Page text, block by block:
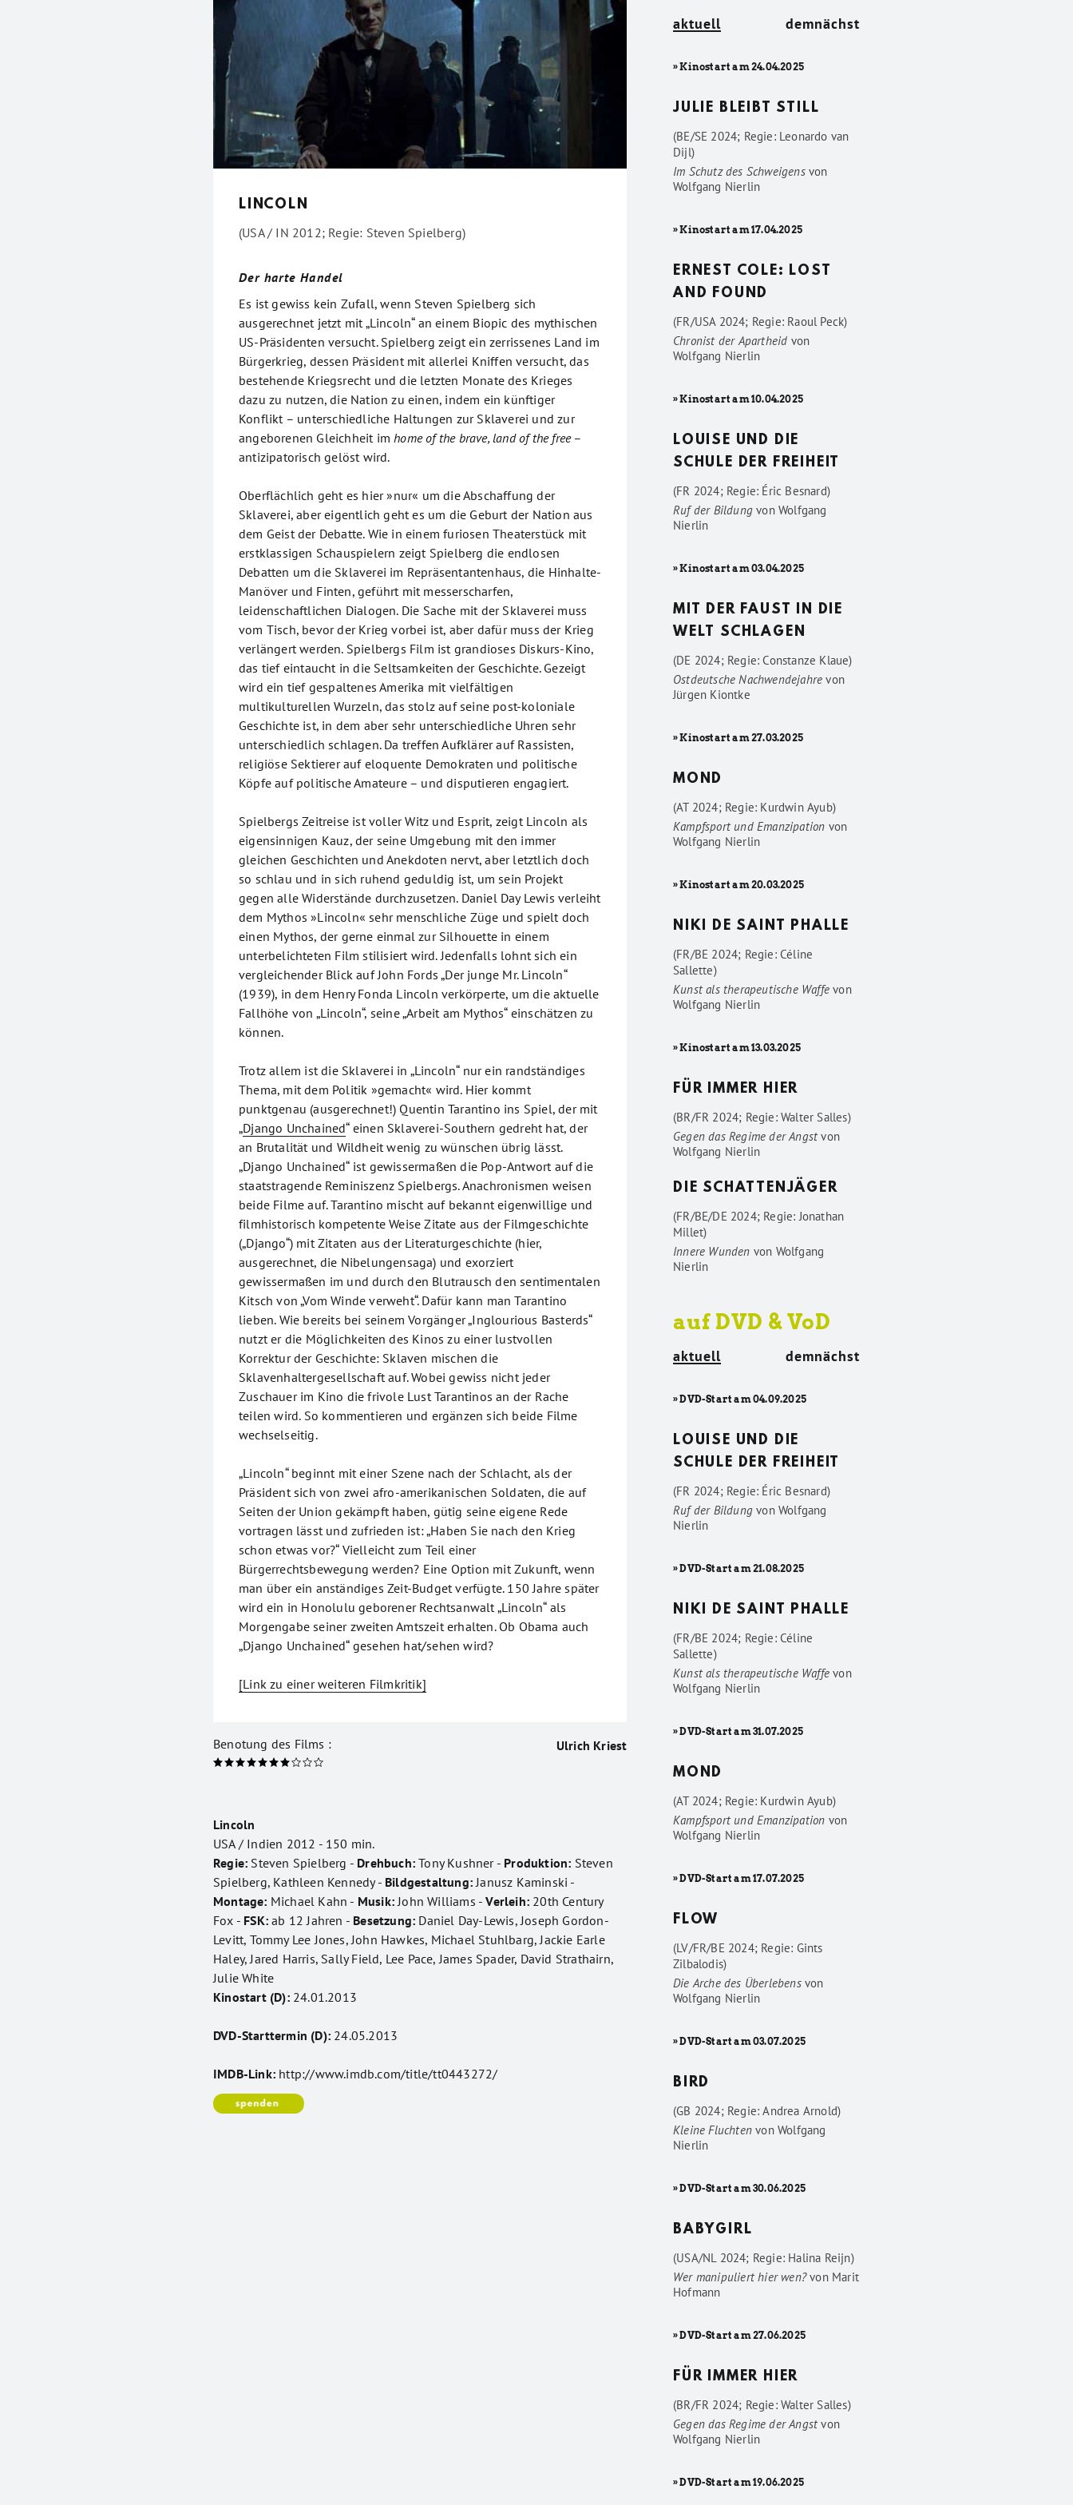
LINCOLN
(USA / IN 2012; Regie: Steven Spielberg)
Der harte Handel
Es ist gewiss kein Zufall, wenn Steven Spielberg sich
ausgerechnet jetzt mit „Lincoln“ an einem Biopic des mythischen
US-Präsidenten versucht. Spielberg zeigt ein zerrissenes Land im
Bürgerkrieg, dessen Präsident mit allerlei Kniffen versucht, das
bestehende Kriegsrecht und die letzten Monate des Krieges
dazu zu nutzen, die Nation zu einen, indem ein künftiger
Konflikt – unterschiedliche Haltungen zur Sklaverei und zur
angeborenen Gleichheit imhome of the brave, land of the free–
antizipatorisch gelöst wird.
Oberflächlich geht es hier »nur« um die Abschaffung der
Sklaverei, aber eigentlich geht es um die Geburt der Nation aus
dem Geist der Debatte. Wie in einem furiosen Theaterstück mit
erstklassigen Schauspielern zeigt Spielberg die endlosen
Debatten um die Sklaverei im Repräsentantenhaus, die Hinhalte-
Manöver und Finten, geführt mit messerscharfen,
leidenschaftlichen Dialogen. Die Sache mit der Sklaverei muss
vom Tisch, bevor der Krieg vorbei ist, aber dafür muss der Krieg
verlängert werden. Spielbergs Film ist grandioses Diskurs-Kino,
das tief eintaucht in die Seltsamkeiten der Geschichte. Gezeigt
wird ein tief gespaltenes Amerika mit vielfältigen
multikulturellen Wurzeln, das stolz auf seine post-koloniale
Geschichte ist, in dem aber sehr unterschiedliche Uhren sehr
unterschiedlich schlagen. Da treffen Aufklärer auf Rassisten,
religiöse Sektierer auf eloquente Demokraten und politische
Köpfe auf politische Amateure – und disputieren engagiert.
Spielbergs Zeitreise ist voller Witz und Esprit, zeigt Lincoln als
eigensinnigen Kauz, der seine Umgebung mit den immer
gleichen Geschichten und Anekdoten nervt, aber letztlich doch
so schlau und in sich ruhend geduldig ist, um sein Projekt
gegen alle Widerstände durchzusetzen. Daniel Day Lewis verleiht
dem Mythos »Lincoln« sehr menschliche Züge und spielt doch
einen Mythos, der gerne einmal zur Silhouette in einem
unterbelichteten Film stilisiert wird. Jedenfalls lohnt sich ein
vergleichender Blick auf John Fords „Der junge Mr. Lincoln“
(1939), in dem Henry Fonda Lincoln verkörperte, um die aktuelle
Fallhöhe von „Lincoln“, seine „Arbeit am Mythos“ einschätzen zu
können.
Trotz allem ist die Sklaverei in „Lincoln“ nur ein randständiges
Thema, mit dem Politik »gemacht« wird. Hier kommt
punktgenau (ausgerechnet!) Quentin Tarantino ins Spiel, der mit
„Django Unchained“ einen Sklaverei-Southern gedreht hat, der
an Brutalität und Wildheit wenig zu wünschen übrig lässt.
„Django Unchained“ ist gewissermaßen die Pop-Antwort auf die
staatstragende Reminiszenz Spielbergs. Anachronismen weisen
beide Filme auf. Tarantino mischt auf bekannt eigenwillige und
filmhistorisch kompetente Weise Zitate aus der Filmgeschichte
(„Django“) mit Zitaten aus der Literaturgeschichte (hier,
ausgerechnet, die Nibelungensaga) und exorziert
gewissermaßen im und durch den Blutrausch den sentimentalen
Kitsch von „Vom Winde verweht“. Dafür kann man Tarantino
lieben. Wie bereits bei seinem Vorgänger „Inglourious Basterds“
nutzt er die Möglichkeiten des Kinos zu einer lustvollen
Korrektur der Geschichte: Sklaven mischen die
Sklavenhaltergesellschaft auf. Wobei gewiss nicht jeder
Zuschauer im Kino die frivole Lust Tarantinos an der Rache
teilen wird. So kommentieren und ergänzen sich beide Filme
wechselseitig.
„Lincoln“ beginnt mit einer Szene nach der Schlacht, als der
Präsident sich von zwei afro-amerikanischen Soldaten, die auf
Seiten der Union gekämpft haben, gütig seine eigene Rede
vortragen lässt und zufrieden ist: „Haben Sie nach den Krieg
schon etwas vor?“ Vielleicht zum Teil einer
Bürgerrechtsbewegung werden? Eine Option mit Zukunft, wenn
man über ein anständiges Zeit-Budget verfügte. 150 Jahre später
wird ein in Honolulu geborener Rechtsanwalt „Lincoln“ als
Morgengabe seiner zweiten Amtszeit erhalten. Ob Obama auch
„Django Unchained“ gesehen hat/sehen wird?
[Link zu einer weiteren Filmkritik]
Benotung des Films : Ulrich Kriest
Lincoln
USA / Indien 2012 - 150 min.
Regie: Steven Spielberg - Drehbuch: Tony Kushner - Produktion: Steven
Spielberg, Kathleen Kennedy - Bildgestaltung:Janusz Kaminski -
Montage: Michael Kahn - Musik:John Williams -Verleih: 20th Century
Fox - FSK: ab 12 Jahren - Besetzung: Daniel Day-Lewis, Joseph Gordon-
Levitt, Tommy Lee Jones, John Hawkes, Michael Stuhlbarg, Jackie Earle
Haley, Jared Harris, Sally Field, Lee Pace, James Spader, David Strathairn,
Julie White
Kinostart (D):24.01.2013
DVD-Starttermin (D): 24.05.2013
IMDB-Link: http://www.imdb.com/title/tt0443272/
aktuell demnächst
» Kinostart am 24.04.2025
JULIE BLEIBT STILL
(BE/SE 2024; Regie: Leonardo van
Dijl)
Im Schutz des Schweigensvon
Wolfgang Nierlin
» Kinostart am 17.04.2025
ERNEST COLE: LOST
AND FOUND
(FR/USA 2024; Regie: Raoul Peck)
Chronist der Apartheid von
Wolfgang Nierlin
» Kinostart am 10.04.2025
LOUISE UND DIE
SCHULE DER FREIHEIT
(FR 2024; Regie: Éric Besnard)
Ruf der Bildungvon Wolfgang
Nierlin
» Kinostart am 03.04.2025
MIT DER FAUST IN DIE
WELT SCHLAGEN
(DE 2024; Regie: Constanze Klaue)
Ostdeutsche Nachwendejahre von
Jürgen Kiontke
» Kinostart am 27.03.2025
MOND
(AT 2024; Regie: Kurdwin Ayub)
Kampfsport und Emanzipation von
Wolfgang Nierlin
» Kinostart am 20.03.2025
NIKI DE SAINT PHALLE
(FR/BE 2024; Regie: Céline
Sallette)
Kunst als therapeutische Waffevon
Wolfgang Nierlin
» Kinostart am 13.03.2025
FÜR IMMER HIER
(BR/FR 2024; Regie: Walter Salles)
Gegen das Regime der Angstvon
Wolfgang Nierlin
DIE SCHATTENJÄGER
(FR/BE/DE 2024; Regie: Jonathan
Millet)
Innere Wunden von Wolfgang
Nierlin
auf DVD & VoD
aktuell demnächst
» DVD-Start am 04.09.2025
LOUISE UND DIE
SCHULE DER FREIHEIT
(FR 2024; Regie: Éric Besnard)
Ruf der Bildungvon Wolfgang
Nierlin
» DVD-Start am 21.08.2025
NIKI DE SAINT PHALLE
(FR/BE 2024; Regie: Céline
Sallette)
Kunst als therapeutische Waffevon
Wolfgang Nierlin
» DVD-Start am 31.07.2025
MOND
(AT 2024; Regie: Kurdwin Ayub)
Kampfsport und Emanzipation von
Wolfgang Nierlin
» DVD-Start am 17.07.2025
FLOW
(LV/FR/BE 2024; Regie: Gints
Zilbalodis)
Die Arche des Überlebensvon
Wolfgang Nierlin
» DVD-Start am 03.07.2025
BIRD
(GB 2024; Regie: Andrea Arnold)
Kleine Fluchtenvon Wolfgang
Nierlin
» DVD-Start am 30.06.2025
BABYGIRL
(USA/NL 2024; Regie: Halina Reijn)
Wer manipuliert hier wen?von Marit
Hofmann
» DVD-Start am 27.06.2025
FÜR IMMER HIER
(BR/FR 2024; Regie: Walter Salles)
Gegen das Regime der Angstvon
Wolfgang Nierlin
» DVD-Start am 19.06.2025